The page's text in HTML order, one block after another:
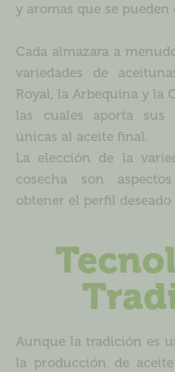
y aromas que se
Cada almazara a
variedades de
Royal, la Arbequina y la
las cuales aporta sus
únicas al aceite final.
La elección de la
cosecha son
obtener el perfil deseado
Aunque la tradición es
la producción de